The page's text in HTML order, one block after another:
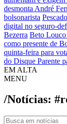
desmonta André
bolsonarista
digital no seguro-
Bezerra Beto Louco
como presente de
quinta-feira para
do Disque Parente
EM ALTA
MENU
/Notícias: